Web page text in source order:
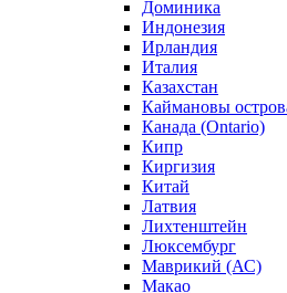
Доминика
Индонезия
Ирландия
Италия
Казахстан
Каймановы
Канада (Ontario)
Кипр
Киргизия
Китай
Латвия
Лихтенштейн
Люксембург
Маврикий (АС)
Макао